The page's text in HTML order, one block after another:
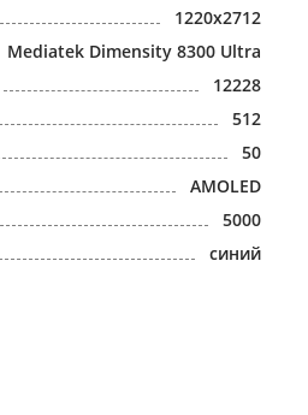
1220x2712
Mediatek Dimensity 8300 Ultra
12228
512
50
AMOLED
5000
синий